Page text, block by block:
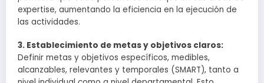
expertise, aumentando la eficiencia en la ejecución de
las actividades.
3. Establecimiento de metas y objetivos claros:
Definir metas y objetivos específicos, medibles,
alcanzables, relevantes y temporales (SMART), tanto a